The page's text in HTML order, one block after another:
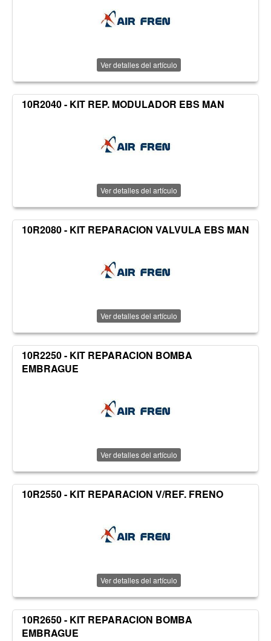
Ver detalles del artículo
10R2040 - KIT REP. MODULADOR EBS MAN
Ver detalles del artículo
10R2080 - KIT REPARACION VALVULA EBS MAN
Ver detalles del artículo
10R2250 - KIT REPARACION BOMBA
EMBRAGUE
Ver detalles del artículo
10R2550 - KIT REPARACION V/REF. FRENO
Ver detalles del artículo
10R2650 - KIT REPARACION BOMBA
EMBRAGUE